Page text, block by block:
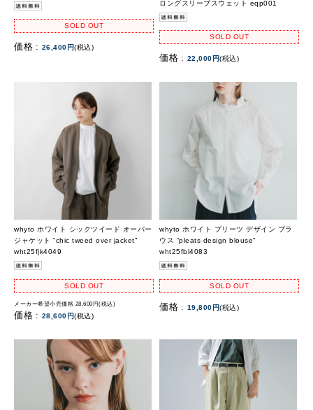
SOLD OUT
価格 : 26,400円(税込)
ロングスリーブスウェット eqp001
SOLD OUT
価格 : 22,000円(税込)
whyto ホワイト シックツイード オーバー
ジャケット “chic tweed over jacket”
wht25fjk4049
SOLD OUT
メーカー希望小売価格 28,600円(税込)
価格 : 28,600円(税込)
whyto ホワイト プリーツ デザイン ブラ
ウス “pleats design blouse”
wht25fbl4083
SOLD OUT
価格 : 19,800円(税込)